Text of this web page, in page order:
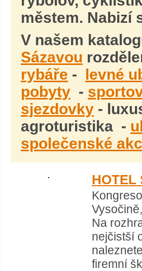
městem. Nabizí
V našem
Sázavou
rybáře - levné
pobyty -
sjezdovky -
agroturistika -
společenské
HOTEL
Na
nejčistší
firemní